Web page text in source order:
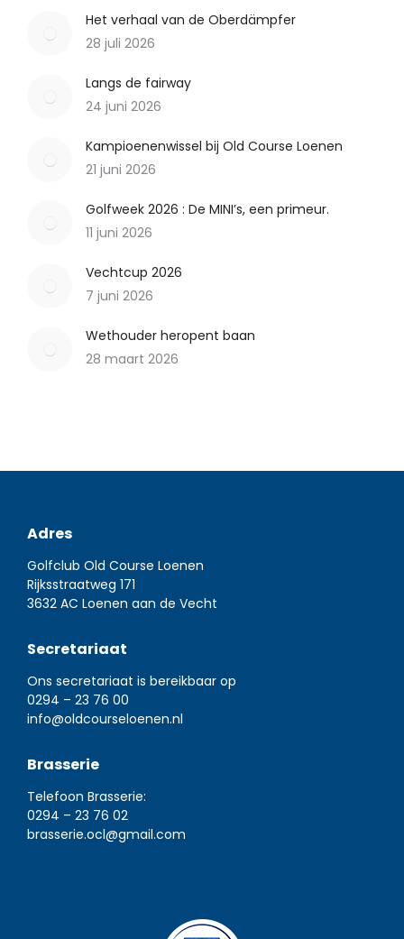
Het verhaal van de Oberdämpfer
28 juli 2026
Langs de fairway
24 juni 2026
Kampioenenwissel bij Old Course Loenen
21 juni 2026
Golfweek 2026 : De MINI’s, een primeur.
11 juni 2026
Vechtcup 2026
7 juni 2026
Wethouder heropent baan
28 maart 2026
Adres
Golfclub Old Course Loenen
Rijksstraatweg 171
3632 AC Loenen aan de Vecht
Secretariaat
Ons secretariaat is bereikbaar op
0294 – 23 76 00
info@oldcourseloenen.nl
Brasserie
Telefoon Brasserie:
0294 – 23 76 02
brasserie.ocl@gmail.com